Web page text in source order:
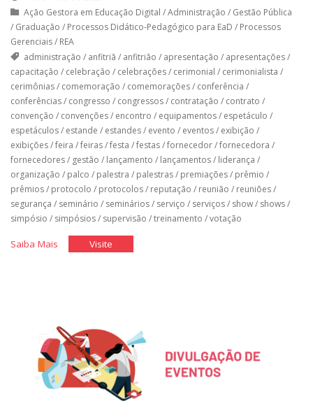
Ação Gestora em Educação Digital /Administração / Gestão Pública
/ Graduação / Processos Didático-Pedagógico para EaD / Processos
Gerenciais/ REA
administração / anfitriã / anfitrião / apresentação / apresentações/
capacitação / celebração / celebrações/ cerimonial / cerimonialista /
cerimônias/ comemoração / comemorações/ conferência /
conferências/ congresso / congressos/ contratação / contrato /
convenção / convenções/ encontro / equipamentos/ espetáculo /
espetáculos/ estande / estandes/ evento / eventos/ exibição /
exibições/feira /feiras/festa /festas/fornecedor/fornecedora /
fornecedores/ gestão / lançamento / lançamentos/ liderança /
organização / palco / palestra / palestras/ premiações/ prêmio /
prêmios/ protocolo / protocolos/ reputação / reunião / reuniões/
segurança / seminário / seminários/ serviço / serviços/ show/ shows/
simpósio / simpósios/ supervisão /treinamento /votação
Saiba Mais"Equipamentos,
nos
Eventos"
Visite"Equipamentos,
Eventos"